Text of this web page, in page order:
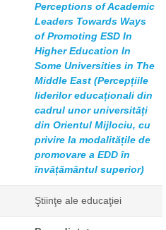
Perceptions of Academic
Leaders Towards Ways
of Promoting ESD In
Higher Education In
Some Universities in The
Middle East (Percepțiile
liderilor educaționali din
cadrul unor universități
din Orientul Mijlociu, cu
privire la modalitățile de
promovare a EDD în
învățământul superior)
Ştiinţe ale educaţiei